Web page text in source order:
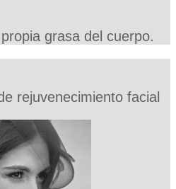
grasa del cuerpo.
rejuvenecimiento facial